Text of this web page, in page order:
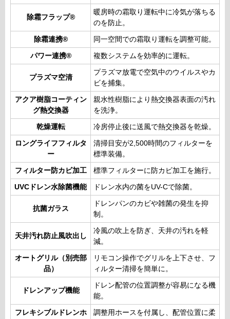
除霜フラップ®
暖房時の霜取り運転中に冷気が落ちる
のを防止。
除霜連携® 同一空間での霜取り運転を調整可能。
パワー連携® 複数システムを効率的に運転。
プラズマ空清
プラズマ放電で空気中のウイルスやカ
ビを捕集。
アクア樹脂コーティン
グ熱交換器
親水性樹脂により熱交換器表面の汚れ
を洗浄。
乾燥運転 冷房停止後に送風で熱交換器を乾燥。
ロングライフフィルタ
ー
清掃目安が2,500時間のフィルターを
標準装備。
フィルター防カビ加工 標準フィルターに防カビ加工を施行。
UVCドレン水除菌機能 ドレン水内の菌をUV-Cで除菌。
抗菌ガラス
ドレンパンのカビや雑菌の発生を抑
制。
天井汚れ防止風吹出し
冷風の吹上を防ぎ、天井の汚れを軽
減。
オートグリル（別売部
品）
リモコン操作でグリルを上下させ、フ
ィルター清掃を簡単に。
ドレンアップ機能
ドレン配管の位置調整が容易になる機
能。
フレキシブルドレンホ 調整用ホースを付属し、配管位置に柔